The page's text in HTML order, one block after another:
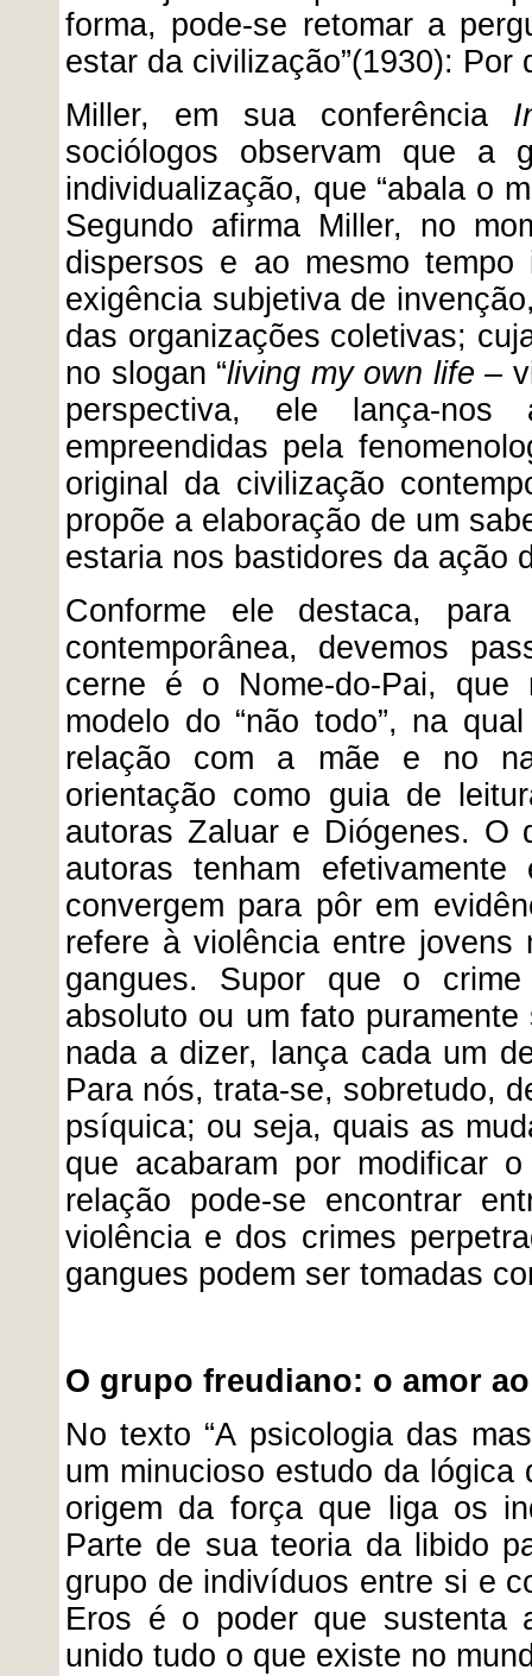
forma, pode-se retomar a
estar da civilização”(1930): Por
Miller, em sua conferência
sociólogos observam que a
individualização, que “abala o
Segundo afirma Miller, no
dispersos e ao mesmo
exigência subjetiva de
das organizações coletivas;
no slogan “living my own life –
perspectiva, ele lança-
empreendidas pela
original da civilização
propõe a elaboração de um
estaria nos bastidores da ação
Conforme ele destaca,
contemporânea, devemos
cerne é o Nome-do-Pai, que
modelo do “não todo”, na
relação com a mãe e no
orientação como guia de
autoras Zaluar e Diógenes. O
autoras tenham
convergem para pôr em
refere à violência entre jovens
gangues. Supor que o
absoluto ou um fato
nada a dizer, lança cada um
Para nós, trata-se, sobretudo,
psíquica; ou seja, quais as
que acabaram por modificar
relação pode-se encontrar
violência e dos crimes
gangues podem ser tomadas
O grupo freudiano: o amor
No texto “A psicologia das
um minucioso estudo da lógica
origem da força que liga os
Parte de sua teoria da libido
grupo de indivíduos entre si e
Eros é o poder que sustenta
unido tudo o que existe no